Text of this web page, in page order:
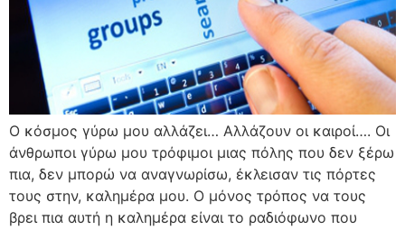
Ο κόσμος γύρω μου αλλάζει… Αλλάζουν οι καιροί…. Οι
άνθρωποι γύρω μου τρόφιμοι μιας πόλης που δεν ξέρω
πια, δεν μπορώ να αναγνωρίσω, έκλεισαν τις πόρτες
τους στην, καλημέρα μου. Ο μόνος τρόπος να τους
βρει πια αυτή η καλημέρα είναι το ραδιόφωνο που